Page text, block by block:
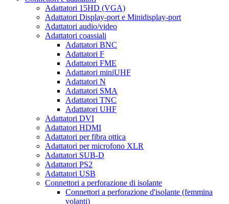
Adattatori 15HD (VGA)
Adattatori Display-port e Minidisplay-port
Adattatori audio/video
Adattatori coassiali
Adattatori BNC
Adattatori F
Adattatori FME
Adattatori miniUHF
Adattatori N
Adattatori SMA
Adattatori TNC
Adattatori UHF
Adattatori DVI
Adattatori HDMI
Adattatori per fibra ottica
Adattatori per microfono XLR
Adattatori SUB-D
Adattatori PS2
Adattatori USB
Connettori a perforazione di isolante
Connettori a perforazione d'isolante (femmina
volanti)